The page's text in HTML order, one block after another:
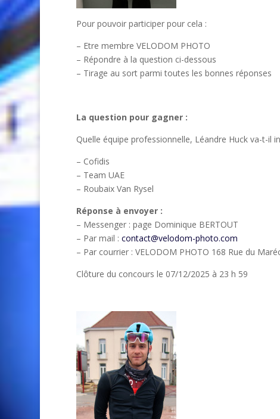
Pour pouvoir participer pour cela :
– Etre membre VELODOM PHOTO
– Répondre à la question ci-dessous
– Tirage au sort parmi toutes les bonnes réponses
La question pour gagner :
Quelle équipe professionnelle, Léandre Huck va-t-il
– Cofidis
– Team UAE
– Roubaix Van Rysel
Réponse à envoyer :
– Messenger : page Dominique BERTOUT
– Par mail : contact@velodom-photo.com
– Par courrier : VELODOM PHOTO 168 Rue du
Clôture du concours le 07/12/2025 à 23 h 59